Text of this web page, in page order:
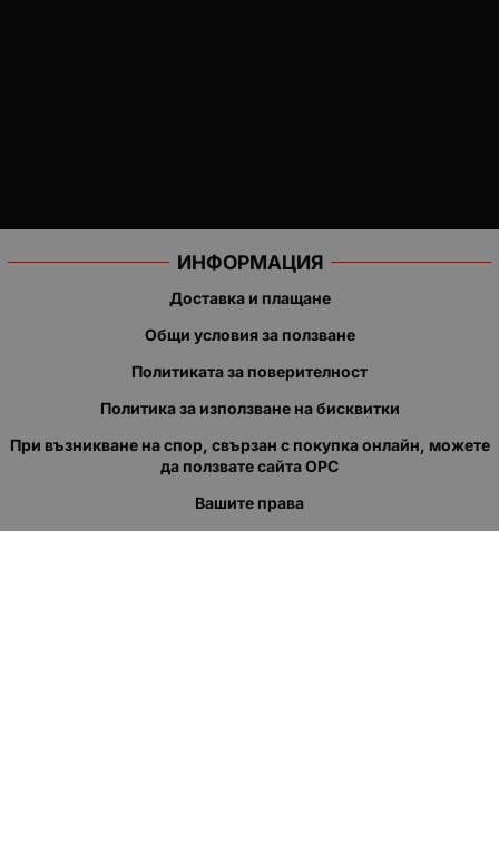
ИНФОРМАЦИЯ
Доставка и плащане
Общи условия за ползване
Политиката за поверителност
Политика за използване на бисквитки
При възникване на спор, свързан с покупка онлайн, можете
да ползвате сайта ОРС
Вашите права